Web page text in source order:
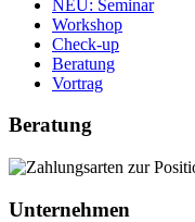
NEU: Seminar
Workshop
Check‐up
Beratung
Vortrag
Beratung
Unternehmen